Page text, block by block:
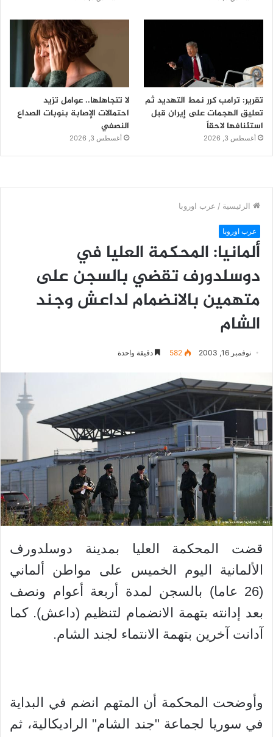
تقرير: ترامب كرر نمط التهديد ثم
تعليق الهجمات على إيران قبل
استئنافها لاحقاً
أغسطس 3, 2026
لا تتجاهلها.. عوامل تزيد
احتمالات الإصابة بنوبات الصداع
النصفي
أغسطس 3, 2026